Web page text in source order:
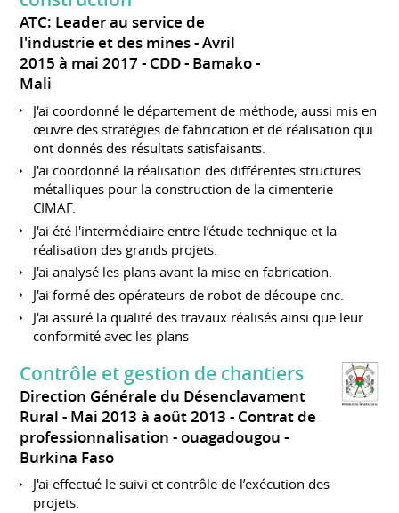
ATC: Leader au service de
l'industrie et des mines
Avril
2015 à mai 2017 CDD
Bamako
Mali
J'ai coordonné le département de méthode, aussi mis en
œuvre des stratégies de fabrication et de réalisation qui
ont donnés des résultats satisfaisants.
J'ai coordonné la réalisation des différentes structures
métalliques pour la construction de la cimenterie
CIMAF.
J'ai été l'intermédiaire entre l’étude technique et la
réalisation des grands projets.
J'ai analysé les plans avant la mise en fabrication.
J'ai formé des opérateurs de robot de découpe cnc.
J'ai assuré la qualité des travaux réalisés ainsi que leur
conformité avec les plans
Contrôle et gestion de chantiers
Direction Générale du Désenclavament
Rural
Mai 2013 à août 2013 Contrat de
professionnalisation
ouagadougou
Burkina Faso
J'ai effectué le suivi et contrôle de l’exécution des
projets.